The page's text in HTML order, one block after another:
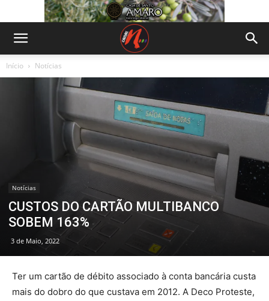
Início Notícias
Notícias
CUSTOS DO CARTÃO MULTIBANCO
SOBEM 163%
3 de Maio, 2022
Ter um cartão de débito associado à conta bancária custa
mais do dobro do que custava em 2012. A Deco Proteste,